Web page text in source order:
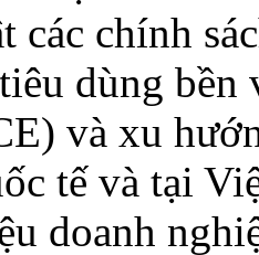
các chính
dùng bền
và xu
tế và tại
doanh